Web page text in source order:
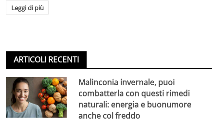
Leggi di più
ARTICOLI RECENTI
Malinconia invernale, puoi
combatterla con questi rimedi
naturali: energia e buonumore
anche col freddo